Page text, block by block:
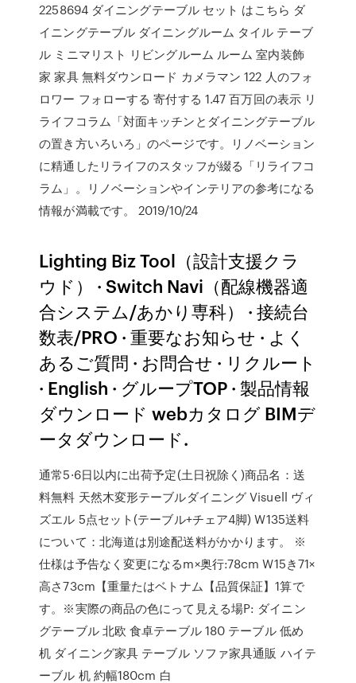
2258694 ダイニングテーブル セット はこちら ダ
イニングテーブル ダイニングルーム タイル テーブ
ル ミニマリスト リビングルーム ルーム 室内装飾
家 家具 無料ダウンロード カメラマン 122 人のフォ
ロワー フォローする 寄付する 1.47 百万回の表示 リ
ライフコラム「対面キッチンとダイニングテーブル
の置き方いろいろ」のページです。リノベーション
に精通したリライフのスタッフが綴る「リライフコ
ラム」。リノベーションやインテリアの参考になる
情報が満載です。 2019/10/24
Lighting Biz Tool（設計支援クラ
ウド） · Switch Navi（配線機器適
合システム/あかり専科） · 接続台
数表/PRO · 重要なお知らせ · よく
あるご質問 · お問合せ · リクルート
· English · グループTOP · 製品情報
ダウンロード webカタログ BIMデ
ータダウンロード.
通常5·6日以内に出荷予定(土日祝除く)商品名：送
料無料 天然木変形テーブルダイニング Visuell ヴィ
ズエル 5点セット(テーブル+チェア4脚) W135送料
について：北海道は別途配送料がかかります。 ※
仕様は予告なく変更になるm×奥行:78cm W15き71×
高さ73cm【重量たはベトナム【品質保証】1算で
す。※実際の商品の色にって見える場P: ダイニン
グテーブル 北欧 食卓テーブル 180 テーブル 低め
机 ダイニング家具 テーブル ソファ家具通販 ハイテ
ーブル 机 約幅180cm 白